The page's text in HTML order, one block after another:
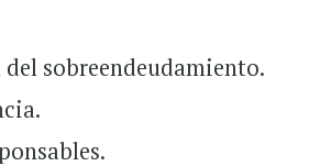
sobreendeudamiento.